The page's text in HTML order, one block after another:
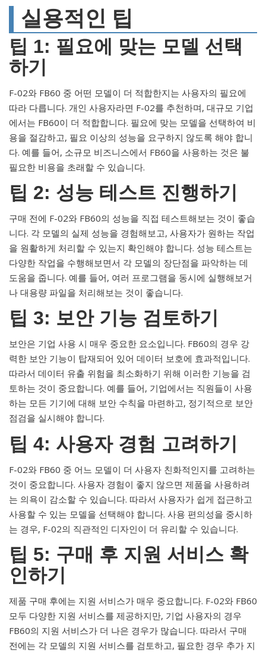
실용적인 팁
팁 1: 필요에 맞는 모델 선택
하기
F-02와 FB60 중 어떤 모델이 더 적합한지는 사용자의 필요에
따라 다릅니다. 개인 사용자라면 F-02를 추천하며, 대규모 기업
에서는 FB60이 더 적합합니다. 필요에 맞는 모델을 선택하여 비
용을 절감하고, 필요 이상의 성능을 요구하지 않도록 해야 합니
다. 예를 들어, 소규모 비즈니스에서 FB60을 사용하는 것은 불
필요한 비용을 초래할 수 있습니다.
팁 2: 성능 테스트 진행하기
구매 전에 F-02와 FB60의 성능을 직접 테스트해보는 것이 좋습
니다. 각 모델의 실제 성능을 경험해보고, 사용자가 원하는 작업
을 원활하게 처리할 수 있는지 확인해야 합니다. 성능 테스트는
다양한 작업을 수행해보면서 각 모델의 장단점을 파악하는 데
도움을 줍니다. 예를 들어, 여러 프로그램을 동시에 실행해보거
나 대용량 파일을 처리해보는 것이 좋습니다.
팁 3: 보안 기능 검토하기
보안은 기업 사용 시 매우 중요한 요소입니다. FB60의 경우 강
력한 보안 기능이 탑재되어 있어 데이터 보호에 효과적입니다.
따라서 데이터 유출 위험을 최소화하기 위해 이러한 기능을 검
토하는 것이 중요합니다. 예를 들어, 기업에서는 직원들이 사용
하는 모든 기기에 대해 보안 수칙을 마련하고, 정기적으로 보안
점검을 실시해야 합니다.
팁 4: 사용자 경험 고려하기
F-02와 FB60 중 어느 모델이 더 사용자 친화적인지를 고려하는
것이 중요합니다. 사용자 경험이 좋지 않으면 제품을 사용하려
는 의욕이 감소할 수 있습니다. 따라서 사용자가 쉽게 접근하고
사용할 수 있는 모델을 선택해야 합니다. 사용 편의성을 중시하
는 경우, F-02의 직관적인 디자인이 더 유리할 수 있습니다.
팁 5: 구매 후 지원 서비스 확
인하기
제품 구매 후에는 지원 서비스가 매우 중요합니다. F-02와 FB60
모두 다양한 지원 서비스를 제공하지만, 기업 사용자의 경우
FB60의 지원 서비스가 더 나은 경우가 많습니다. 따라서 구매
전에는 각 모델의 지원 서비스를 검토하고, 필요한 경우 추가 지